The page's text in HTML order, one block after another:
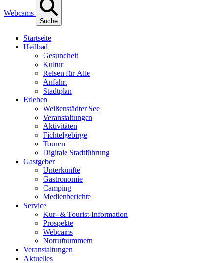
Webcams
Suche
Start­sei­te
Heil­bad
Gesund­heit
Kul­tur
Rei­sen für Alle
Anfahrt
Stadt­plan
Erle­ben
Wei­ßen­städ­ter See
Ver­an­stal­tun­gen
Akti­vi­tä­ten
Fich­tel­ge­bir­ge
Tou­ren
Digi­ta­le Stadtführung
Gast­ge­ber
Unter­künf­te
Gas­tro­no­mie
Cam­ping
Medi­en­be­rich­te
Ser­vice
Kur- & Tourist-Information
Pro­spek­te
Web­cams
Not­ruf­num­mern
Ver­an­stal­tun­gen
Aktu­el­les